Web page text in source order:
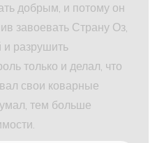
добрым, и потому он
завоевать Страну Оз,
и разрушить
только и делал, что
свои коварные
тем больше